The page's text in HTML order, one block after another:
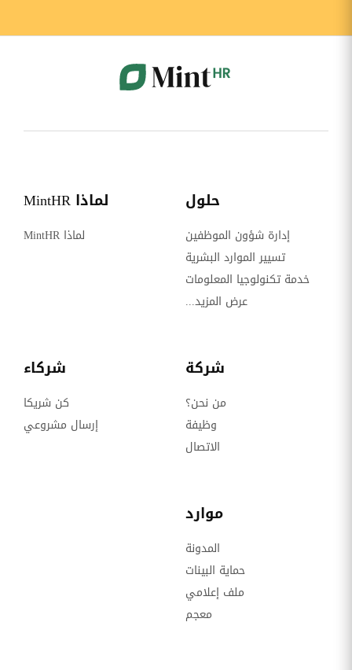
حلول
إدارة شؤون الموظفين
تسيير الموارد البشرية
خدمة تكنولوجيا المعلومات
عرض المزيد...
لماذا MintHR
لماذا MintHR
شركة
من نحن؟
وظيفة
الاتصال
شركاء
كن شريكا
إرسال مشروعي
موارد
المدونة
حماية البينات
ملف إعلامي
معجم